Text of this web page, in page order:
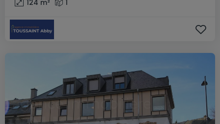
124 m² 1